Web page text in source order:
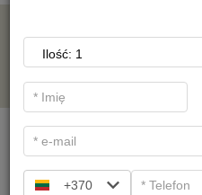
NA
Filtry podstawowe
+370